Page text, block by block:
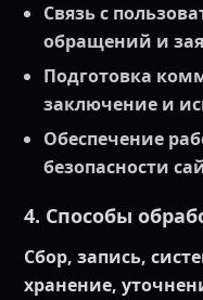
Связь с
обращений и
Подготовка
заключение и
Обеспечение
безопасности
4. Способы
Сбор, запись,
хранение,